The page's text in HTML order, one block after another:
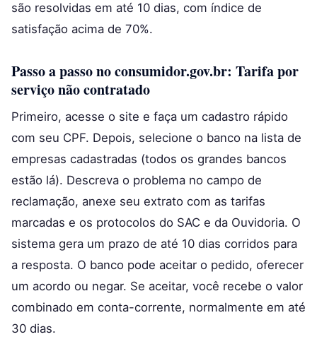
são resolvidas em até 10 dias, com índice de
satisfação acima de 70%.
Passo a passo no consumidor.gov.br: Tarifa por
serviço não contratado
Primeiro, acesse o site e faça um cadastro rápido
com seu CPF. Depois, selecione o banco na lista de
empresas cadastradas (todos os grandes bancos
estão lá). Descreva o problema no campo de
reclamação, anexe seu extrato com as tarifas
marcadas e os protocolos do SAC e da Ouvidoria. O
sistema gera um prazo de até 10 dias corridos para
a resposta. O banco pode aceitar o pedido, oferecer
um acordo ou negar. Se aceitar, você recebe o valor
combinado em conta-corrente, normalmente em até
30 dias.